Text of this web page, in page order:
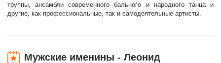
труппы, ансамбли современного бального и народного танца и
другие, как профессиональные, так и самодеятельные артисты.
Мужские именины - Леонид